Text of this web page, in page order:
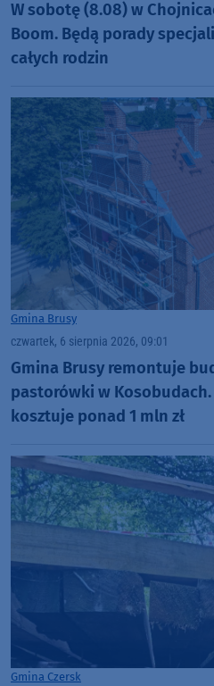
W sobotę (8.08) w
Boom. Będą porady
całych rodzin
Gmina Brusy
czwartek, 6 sierpnia 2026, 09:01
Gmina Brusy remontuje
pastorówki w
kosztuje ponad 1 mln zł
Gmina Czersk